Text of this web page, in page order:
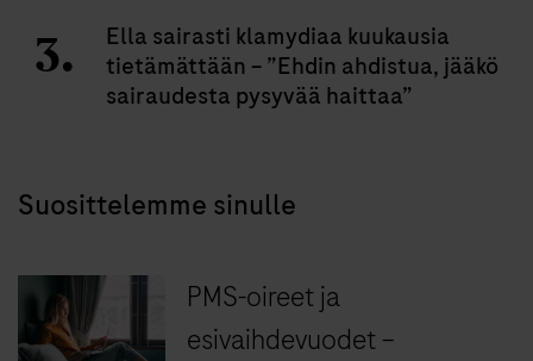
Ella sairasti klamydiaa kuukausia
tietämättään – ”Ehdin ahdistua, jääkö
sairaudesta pysyvää haittaa”
Suosittelemme sinulle
PMS-oireet ja
esivaihdevuodet –